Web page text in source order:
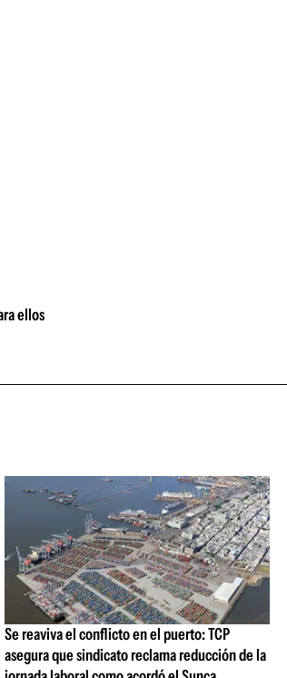
ellos
Se reaviva el conflicto en el puerto: TCP
asegura que sindicato reclama reducción de la